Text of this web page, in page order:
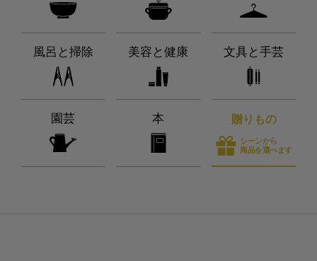
風呂と掃除 美容と健康 文具と手芸
園芸 本 贈りもの
シーンから
商品を選べます